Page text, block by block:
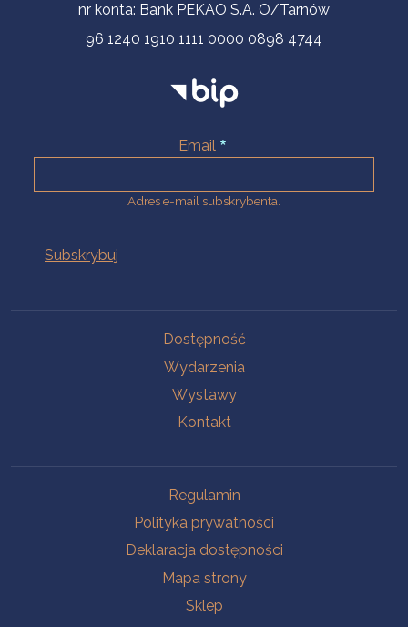
nr konta: Bank PEKAO S.A. O/Tarnów
96 1240 1910 1111 0000 0898 4744
Email
Adres e-mail subskrybenta.
Dostępność
Wydarzenia
Wystawy
Kontakt
Regulamin
Polityka prywatności
Deklaracja dostępności
Mapa strony
Sklep